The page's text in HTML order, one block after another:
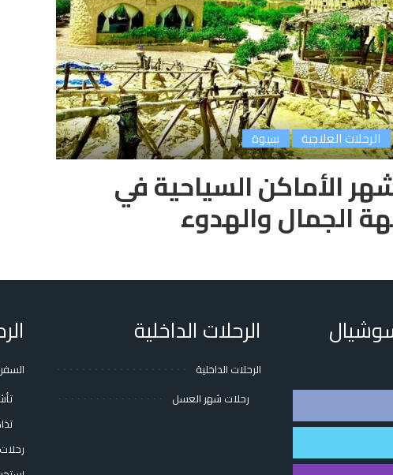
الرحلات العلاجية سيوة
الأماكن السياحية في
الجمال والهدوء
الرحلات الداخلية
الرحلات الداخلية
رحلات شهر العسل